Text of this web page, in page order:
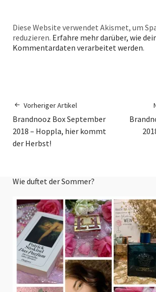
Diese Website verwendet Akismet, um
reduzieren. Erfahre mehr darüber, wie
Kommentardaten verarbeitet werden.
Vorheriger Artikel
Brandnooz Box September
2018 – Hoppla, hier kommt
der Herbst!
Wie duftet der Sommer?